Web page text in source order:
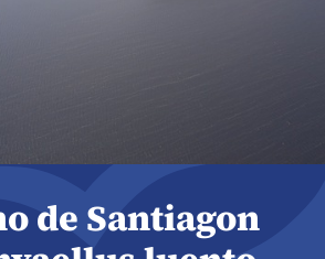
de Santiagon